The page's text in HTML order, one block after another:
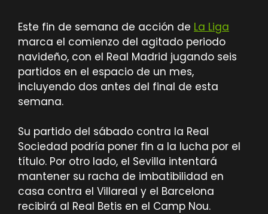
Este fin de semana de acción de La Liga
marca el comienzo del agitado periodo
navideño, con el Real Madrid jugando seis
partidos en el espacio de un mes,
incluyendo dos antes del final de esta
semana.
Su partido del sábado contra la Real
Sociedad podría poner fin a la lucha por el
título. Por otro lado, el Sevilla intentará
mantener su racha de imbatibilidad en
casa contra el Villareal y el Barcelona
recibirá al Real Betis en el Camp Nou.